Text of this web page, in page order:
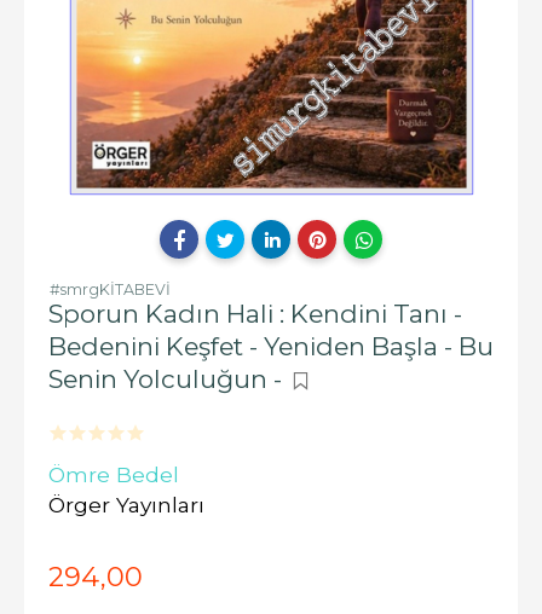
#smrgKİTABEVİ
Sporun Kadın Hali : Kendini Tanı -
Bedenini Keşfet - Yeniden Başla - Bu
Senin Yolculuğun -
Ömre Bedel
Örger Yayınları
294,00